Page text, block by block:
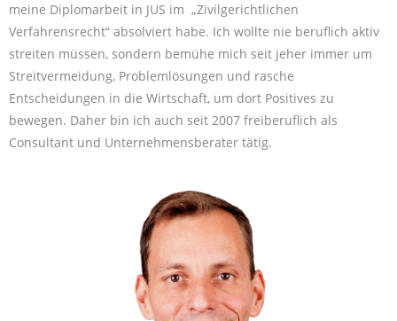
meine Diplomarbeit in JUS im „Zivilgerichtlichen
Verfahrensrecht“ absolviert habe. Ich wollte nie beruflich aktiv
streiten müssen, sondern bemühe mich seit jeher immer um
Streitvermeidung, Problemlösungen und rasche
Entscheidungen in die Wirtschaft, um dort Positives zu
bewegen. Daher bin ich auch seit 2007 freiberuflich als
Consultant und Unternehmensberater tätig.